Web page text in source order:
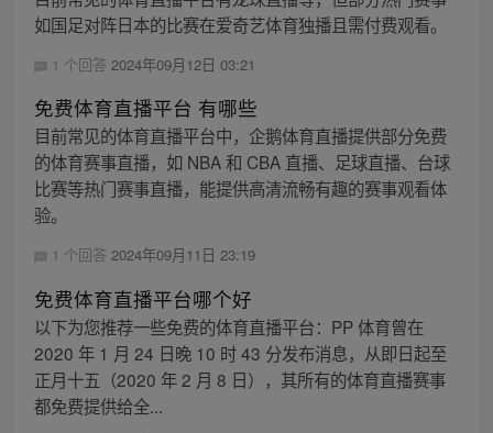
如国足对阵日本的比赛在爱奇艺体育独播且需付费观看。
1 个回答 2024年09月12日 03:21
免费体育直播平台 有哪些
目前常见的体育直播平台中，企鹅体育直播提供部分免费
的体育赛事直播，如 NBA 和 CBA 直播、足球直播、台球
比赛等热门赛事直播，能提供高清流畅有趣的赛事观看体
验。
1 个回答 2024年09月11日 23:19
免费体育直播平台哪个好
以下为您推荐一些免费的体育直播平台：PP 体育曾在
2020 年 1 月 24 日晚 10 时 43 分发布消息，从即日起至
正月十五（2020 年 2 月 8 日），其所有的体育直播赛事
都免费提供给全...